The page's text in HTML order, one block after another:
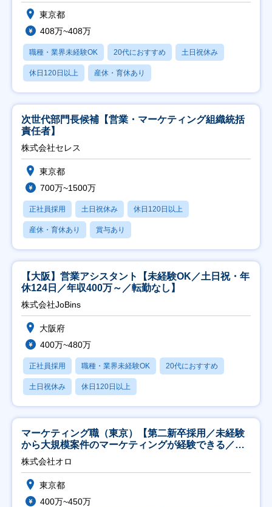
東京都
408万~408万
職種・業界未経験OK 20代におすすめ 土日祝休み
休日120日以上 産休・育休あり
次世代部門長候補【営業・マーケティング組織統括
責任者】
株式会社セレス
東京都
700万~1500万
正社員採用 土日祝休み 休日120日以上
産休・育休あり 賞与あり
【大阪】営業アシスタント【未経験OK／土日祝・年
休124日／年収400万～／転勤なし】
株式会社JoBins
大阪府
400万~480万
正社員採用 職種・業界未経験OK 20代におすすめ
土日祝休み 休日120日以上
マーケティング職（東京）【第二新卒採用／未経験
から大規模案件のマーケティングが経験できる／研
修充実】
株式会社オロ
東京都
400万~450万